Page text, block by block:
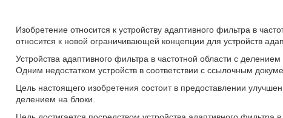
Изобретение относится к устройству адаптивного фильтра в
относится к новой ограничивающей концепции для устройств
Устройства адаптивного фильтра в частотной области с
Одним недостатком устройств в соответствии с ссылочным
Цель настоящего изобретения состоит в предоставлении
делением на блоки.